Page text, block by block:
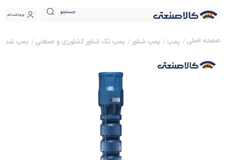
جستجو ورود ثبت نام
پمپ پمپ شناور پمپ تک شناور کشاورزی و صنعتی پمپ شناور